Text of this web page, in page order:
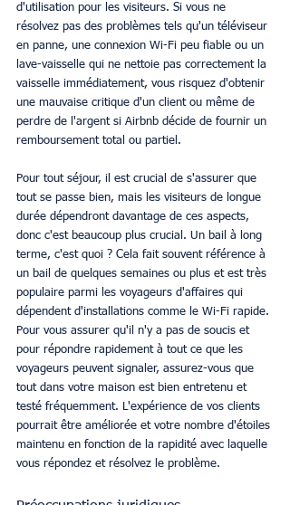
d'utilisation pour les visiteurs. Si vous ne
résolvez pas des problèmes tels qu'un téléviseur
en panne, une connexion Wi-Fi peu fiable ou un
lave-vaisselle qui ne nettoie pas correctement la
vaisselle immédiatement, vous risquez d'obtenir
une mauvaise critique d'un client ou même de
perdre de l'argent si Airbnb décide de fournir un
remboursement total ou partiel.
Pour tout séjour, il est crucial de s'assurer que
tout se passe bien, mais les visiteurs de longue
durée dépendront davantage de ces aspects,
donc c'est beaucoup plus crucial. Un bail à long
terme, c'est quoi ? Cela fait souvent référence à
un bail de quelques semaines ou plus et est très
populaire parmi les voyageurs d'affaires qui
dépendent d'installations comme le Wi-Fi rapide.
Pour vous assurer qu'il n'y a pas de soucis et
pour répondre rapidement à tout ce que les
voyageurs peuvent signaler, assurez-vous que
tout dans votre maison est bien entretenu et
testé fréquemment. L'expérience de vos clients
pourrait être améliorée et votre nombre d'étoiles
maintenu en fonction de la rapidité avec laquelle
vous répondez et résolvez le problème.